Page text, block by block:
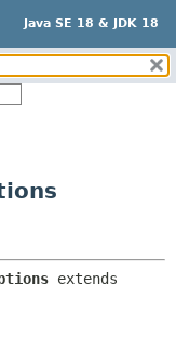
Java SE 18 & JDK 18
済
ド
ルド
ド